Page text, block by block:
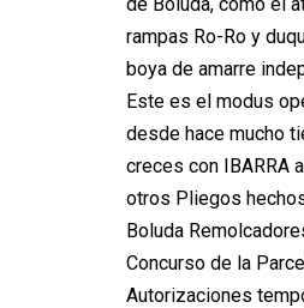
rampas Ro-Ro y
boya de amarre
Este es el modus
desde hace mucho
creces con IBARRA
otros Pliegos
Boluda
Concurso de la
Autorizaciones